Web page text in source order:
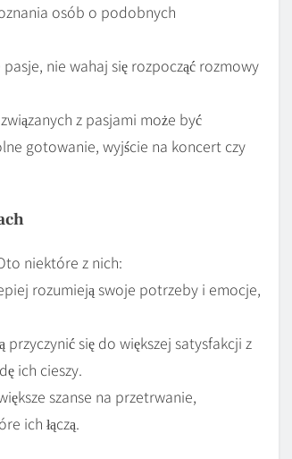
osób o podobnych
nie wahaj się rozpocząć rozmowy
z pasjami może być
gotowanie, wyjście na koncert czy
niektóre z nich:
rozumieją swoje potrzeby i emocje,
się do większej satysfakcji z
ich cieszy.
szanse na przetrwanie,
ich łączą.